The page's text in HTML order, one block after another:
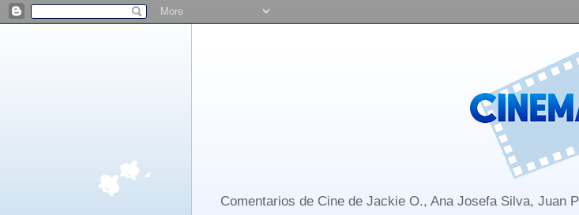
Comentarios de Cine de Jackie O., Ana Josefa Silva, Juan